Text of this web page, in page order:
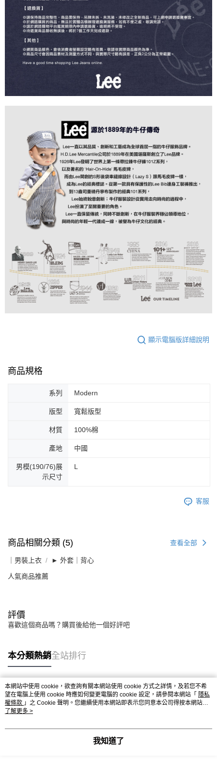
顯示電腦版詳細說明
商品規格
系列 Modern
版型 寬鬆版型
材質 100%棉
產地 中國
男模(190/76)展
示尺寸
L
客服
商品相關分類 (5) 查看全部
｜男裝上衣 ► 外套｜背心
人氣商品推薦
評價
喜歡這個商品嗎？購買後給他一個好評吧
本分類熱銷全站排行
熱門標籤
本網站中使用 cookie，欲查詢有關本網站使用 cookie 方式之詳情，及若您不希
望在電腦上使用 cookie 時應如何變更電腦的 cookie 設定，請參閱本網站「 隱私
權條款 」之 Cookie 聲明。您繼續使用本網站即表示您同意本公司得按本網站使
用條款之 Cookie 聲明使用 cookie。
了解更多 >
我知道了